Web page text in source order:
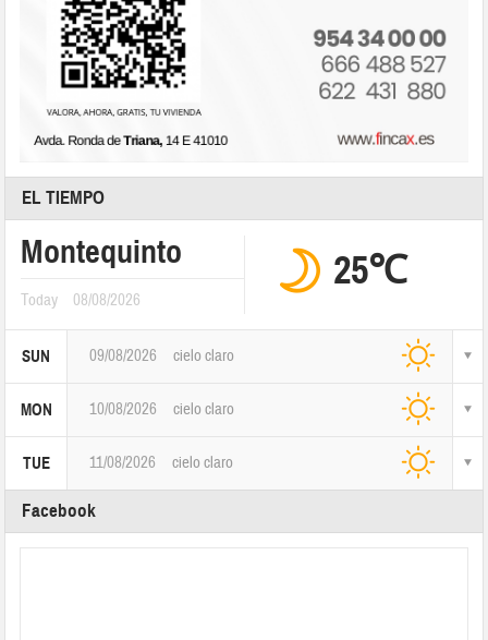
EL TIEMPO
Montequinto
Today 08/08/2026
25℃
SUN 09/08/2026 cielo claro
MON 10/08/2026 cielo claro
TUE 11/08/2026 cielo claro
Facebook